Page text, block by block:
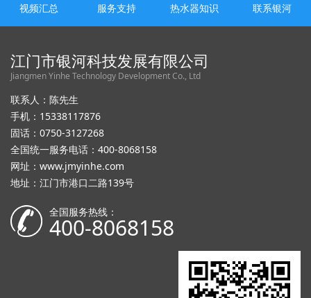
视频汇总 服务支持 热水器知识 联系银河
江门市银河科技发展有限公司
Jiangmen Yinhe Technology Development Co., Ltd
联系人：陈先生
手机：15338117876
固话：0750-3127268
全国统一服务电话：400-8068158
网址： www.jmyinhe.com
地址：江门市港口二路139号
全国服务热线：
400-8068158